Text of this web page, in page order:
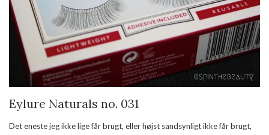
Eylure Naturals no. 031
Det eneste jeg ikke lige får brugt, eller højst sandsynligt ikke får brugt,